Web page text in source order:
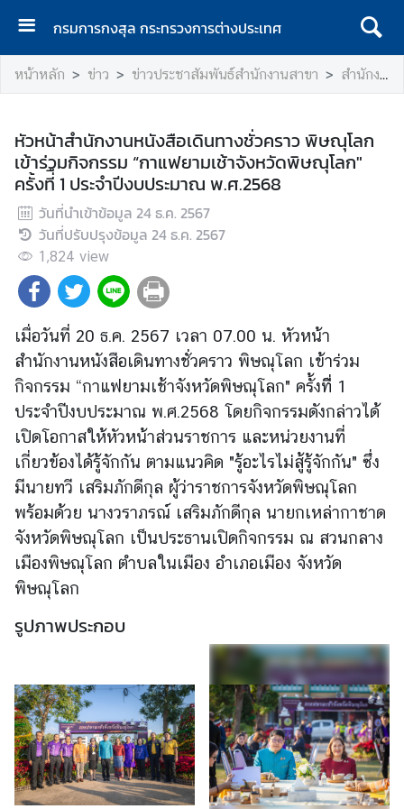
กรมการกงสุล กระทรวงการต่างประเทศ
ห
น้
ร
ก
ก
ร
ม
ก
า
ก
ง
สุ
ล
ข่
า
บ
ริ
ก
า
ร
ะ
ช
า
ช
น
หน้าหลัก ข่าว ข่าวประชาสัมพันธ์สำนักงานสาขา สำนักงานหนังสือเดินทางชั่วคราว พิษณุโลก
หัวหน้าสำนักงานหนังสือเดินทางชั่วคราว พิษณุโลก
เข้าร่วมกิจกรรม “กาแฟยามเช้าจังหวัดพิษณุโลก"
ครั้งที่ื 1 ประจำปีงบประมาณ พ.ศ.2568
วันที่นำเข้าข้อมูล 24 ธ.ค. 2567
วันที่ปรับปรุงข้อมูล 24 ธ.ค. 2567
1,824 view
เมื่อวันที่ 20 ธ.ค. 2567 เวลา 07.00 น. หัวหน้า
สำนักงานหนังสือเดินทางชั่วคราว พิษณุโลก เข้าร่วม
กิจกรรม “กาแฟยามเช้าจังหวัดพิษณุโลก" ครั้งที่ื 1
ประจำปีงบประมาณ พ.ศ.2568 โดยกิจกรรมดังกล่าวได้
เปิดโอกาสให้หัวหน้าส่วนราชการ และหน่วยงานที่
เกี่ยวข้องได้รู้จักกัน ตามแนวคิด "รู้อะไรไม่สู้รู้จักกัน" ซึ่ง
มีนายทวี เสริมภักดีกุล ผู้ว่าราชการจังหวัดพิษณุโลก
พร้อมด้วย นางวราภรณ์ เสริมภักดีกุล นายกเหล่ากาชาด
จังหวัดพิษณุโลก เป็นประธานเปิดกิจกรรม ณ สวนกลาง
เมืองพิษณุโลก ตำบลในเมือง อำเภอเมือง จังหวัด
พิษณุโลก
รูปภาพประกอบ